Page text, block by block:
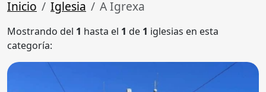
Inicio Iglesia A Igrexa
Mostrando del 1 hasta el 1 de 1 iglesias en esta
categoría: